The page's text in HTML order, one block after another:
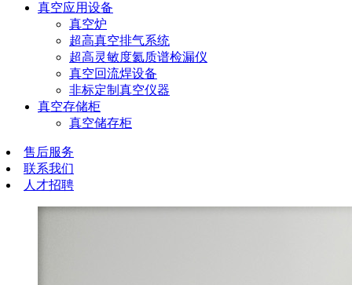
真空应用设备
真空炉
超高真空排气系统
超高灵敏度氦质谱检漏仪
真空回流焊设备
非标定制真空仪器
真空存储柜
真空储存柜
售后服务
联系我们
人才招聘